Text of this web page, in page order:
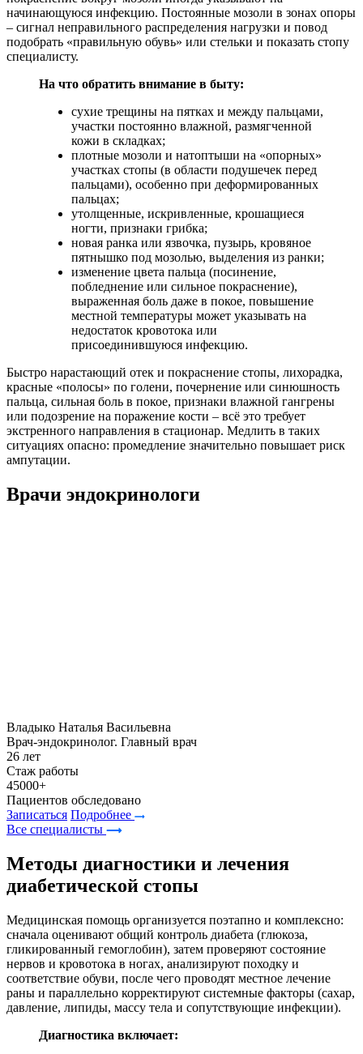
начинающуюся инфекцию. Постоянные мозоли в зонах опоры
– сигнал неправильного распределения нагрузки и повод
подобрать «правильную обувь» или стельки и показать стопу
специалисту.
На что обратить внимание в быту:
сухие трещины на пятках и между пальцами,
участки постоянно влажной, размягченной
кожи в складках;
плотные мозоли и натоптыши на «опорных»
участках стопы (в области подушечек перед
пальцами), особенно при деформированных
пальцах;
утолщенные, искривленные, крошащиеся
ногти, признаки грибка;
новая ранка или язвочка, пузырь, кровяное
пятнышко под мозолью, выделения из ранки;
изменение цвета пальца (посинение,
побледнение или сильное покраснение),
выраженная боль даже в покое, повышение
местной температуры может указывать на
недостаток кровотока или
присоединившуюся инфекцию.
Быстро нарастающий отек и покраснение стопы, лихорадка,
красные «полосы» по голени, почернение или синюшность
пальца, сильная боль в покое, признаки влажной гангрены
или подозрение на поражение кости – всё это требует
экстренного направления в стационар. Медлить в таких
ситуациях опасно: промедление значительно повышает риск
ампутации.
Врачи эндокринологи
Владыко Наталья Васильевна
Врач-эндокринолог. Главный врач
26 лет
Стаж работы
45000+
Пациентов обследовано
Записаться Подробнее
Все специалисты
Методы диагностики и лечения
диабетической стопы
Медицинская помощь организуется поэтапно и комплексно:
сначала оценивают общий контроль диабета (глюкоза,
гликированный гемоглобин), затем проверяют состояние
нервов и кровотока в ногах, анализируют походку и
соответствие обуви, после чего проводят местное лечение
раны и параллельно корректируют системные факторы (сахар,
давление, липиды, массу тела и сопутствующие инфекции).
Диагностика включает: